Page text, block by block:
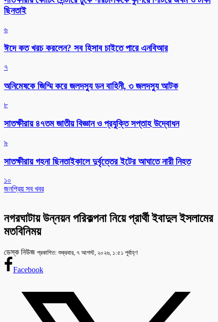
ছিনতাই
৬
ঈদে কত খরচ করলেন? সব হিসাব চাইতে পারে এনবিআর
৭
অনিমেষকে জিম্মি করে জলদস্যু ডন বাহিনী, ৩ জলদস্যু আটক
৮
সাতক্ষীরায় ৪৭তম জাতীয় বিজ্ঞান ও প্রযুক্তি সপ্তাহ উদ্বোধন
৯
সাতক্ষীরায় গহনা ছিনতাইকালে দুর্বৃত্তের ইটের আঘাতে নারী নিহত
১০
জনপ্রিয় সব খবর
নগরঘাটায় উন্নয়ন পরিকল্পনা নিয়ে প্রার্থী ইবাদুল ইসলামের
মতবিনিময়
ডেস্ক নিউজ প্রকাশিত: শুক্রবার, ৭ আগস্ট, ২০২৬, ১:৫১ পূর্বাহ্ণ
Facebook